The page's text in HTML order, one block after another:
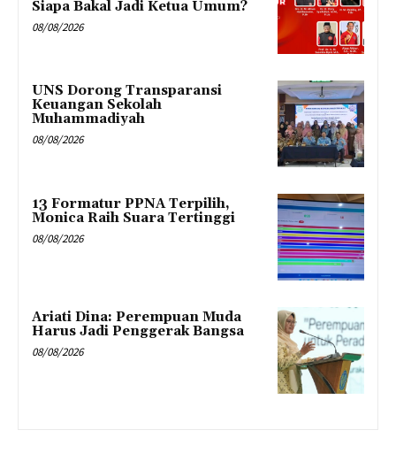
Siapa Bakal Jadi Ketua Umum?
08/08/2026
UNS Dorong Transparansi
Keuangan Sekolah
Muhammadiyah
08/08/2026
13 Formatur PPNA Terpilih,
Monica Raih Suara Tertinggi
08/08/2026
Ariati Dina: Perempuan Muda
Harus Jadi Penggerak Bangsa
08/08/2026